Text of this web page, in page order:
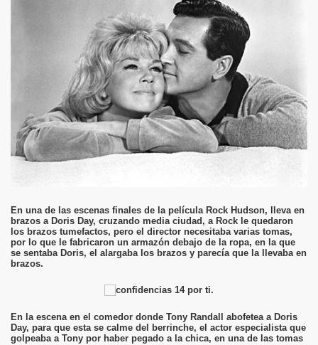
En una de las escenas finales de la película Rock Hudson, lleva en
brazos a Doris Day, cruzando media ciudad, a Rock le quedaron
los brazos tumefactos, pero el director necesitaba varias tomas,
por lo que le fabricaron un armazón debajo de la ropa, en la que
se sentaba Doris, el alargaba los brazos y parecía que la llevaba en
brazos.
En la escena en el comedor donde Tony Randall abofetea a Doris
Day, para que esta se calme del berrinche, el actor especialista que
golpeaba a Tony por haber pegado a la chica, en una de las tomas